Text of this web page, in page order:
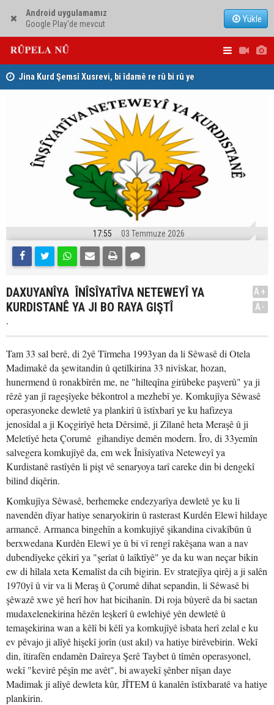
Android uygulamamız
Google Play'de mevcut
Yükle
Jina Kurd Şemsî Xusrevi, bi îdamê re rû bi rû ye
17:55 03 Temmuze 2026
DAXUYANÎYA ÎNÎSÎYATÎVA NETEWEYÎ YA
KURDISTANÊ YA JI BO RAYA GIŞTÎ
.
A+
A-
Tam 33 sal berê, di 2yê Tîrmeha 1993yan da li Sêwasê di Otela
Madimakê da şewitandin û qetilkirina 33 nivîskar, hozan,
hunermend û ronakbîrên me, ne "hilteqîna girûbeke paşverû" ya ji
rêzê yan jî rageşîyeke bêkontrol a mezhebî ye. Komkujîya Sêwasê
operasyoneke dewletê ya plankirî û îstîxbarî ye ku hafizeya
jenosîdal a ji Koçgirîyê heta Dêrsimê, ji Zîlanê heta Meraşê û ji
Meletîyê heta Çorumê gihandiye demên modern. Îro, di 33yemîn
salvegera komkujîyê da, em wek Înîsîyatîva Neteweyî ya
Kurdistanê rastîyên li pişt vê senaryoya tarî careke din bi dengekî
bilind diqêrin.
Komkujîya Sêwasê, berhemeke endezyarîya dewletê ye ku li
navendên dîyar hatiye senaryokirin û rasterast Kurdên Elewî hildaye
armancê. Armanca bingehîn a komkujiyê şikandina civakîbûn û
berxwedana Kurdên Elewî ye û bi vî rengî rakêşana wan a nav
dubendîyeke çêkirî ya "şerîat û laîktîyê" ye da ku wan neçar bikin
ew di hîlala xeta Kemalîst da cih bigirin. Ev stratejîya qirêj a ji salên
1970yî û vir va li Meraş û Çorumê dihat sepandin, li Sêwasê bi
şêwazê xwe yê herî hov hat bicihanîn. Di roja bûyerê da bi saetan
mudaxelenekirina hêzên leşkerî û ewlehiyê yên dewletê û
temaşekirina wan a kêlî bi kêlî ya komkujîyê îsbata herî zelal e ku
ev pêvajo ji alîyê hişekî jorîn (ust akıl) va hatiye birêvebirin. Wekî
din, îtirafên endamên Daîreya Şerê Taybet û tîmên operasyonel,
wekî "kevirê pêşîn me avêt", bi awayekî şênber nîşan daye
Madimak ji alîyê dewleta kûr, JÎTEM û kanalên îstîxbaratê va hatiye
plankirin.